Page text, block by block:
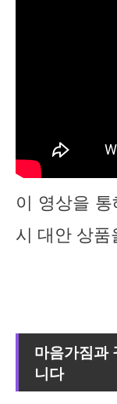
이 영상을
시 대안 상품
마음가짐과
니다